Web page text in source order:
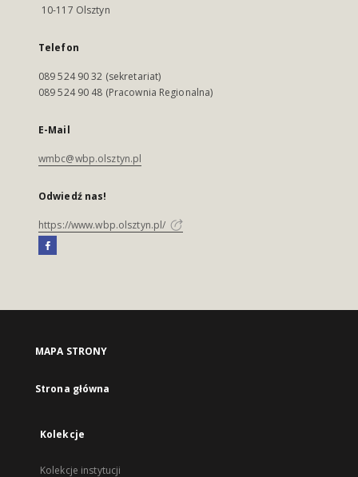
10-117 Olsztyn
Telefon
089 524 90 32 (sekretariat)
089 524 90 48 (Pracownia Regionalna)
E-Mail
wmbc@wbp.olsztyn.pl
Odwiedź nas!
https://www.wbp.olsztyn.pl/
MAPA STRONY
Strona główna
Kolekcje
Kolekcje instytucji